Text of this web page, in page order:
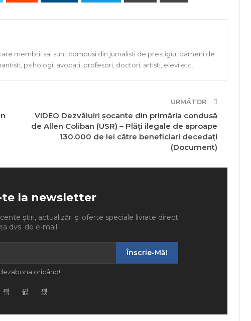
membrii sai sunt compusi din jurnalisti de prestigiu, oameni de
psihologi, avocati, profesori, doctori, artisti, elevi etc.
URMĂTOR
VIDEO Dezvăluiri șocante din primăria condusă
de Allen Coliban (USR) – Plăți ilegale de aproape
130.000 de lei către beneficiari decedați
(Document)
te la newsletter
știri, actualizări și oferte speciale livrate direct
dvs. de e-mail.
Înscrie-Mă!
oricând!